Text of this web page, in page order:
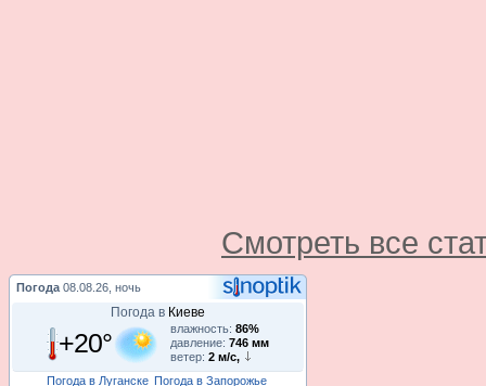
Смотреть все
Погода 08.08.26, ночь
Погода в Киеве
+20° влажность: 86%
давление: 746 мм
ветер: 2 м/с,
Погода в Луганске Погода в Запорожье